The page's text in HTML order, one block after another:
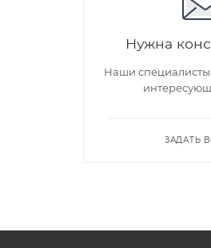
Нужна
Наши специалисты
ЗАДАТЬ